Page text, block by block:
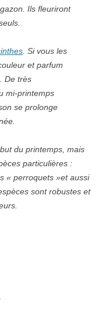
Ils fleuriront
. Si vous les
et parfum
De très
mi-printemps
se prolonge
du printemps, mais
particulières :
« perroquets »et aussi
sont robustes et